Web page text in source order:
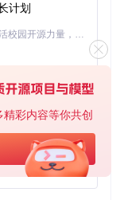
彩内容等你共创
括：
轴筛选，让你轻松
计划
「源启盛夏」暑期校园开发者成长计划旨在激活校园开源力量，通过积分激励、认证扶持、资源倾斜等形式，引导高校组织和开发者完成「入驻 — 建项目 — 做贡献 — 获认证 — 得资源」的完整闭环。无论你是想带领社团入驻平台的组织者，还是希望用代码贡献证明自己的开发者，都能在这里找到属于你的成长路径。
基于Python的Xiaozhi AI，适用于想要完整Xiaozhi体验而无需拥有专用硬件的用户。